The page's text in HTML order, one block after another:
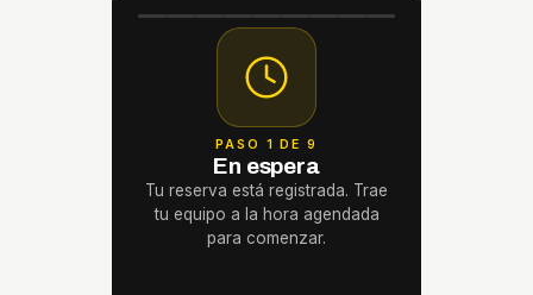
PASO 1 DE 9
En espera
Tu reserva está registrada. Trae
tu equipo a la hora agendada
para comenzar.